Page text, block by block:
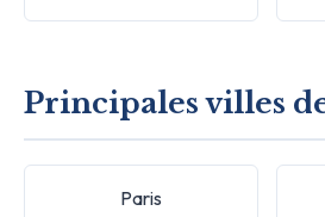
Principales villes
Paris